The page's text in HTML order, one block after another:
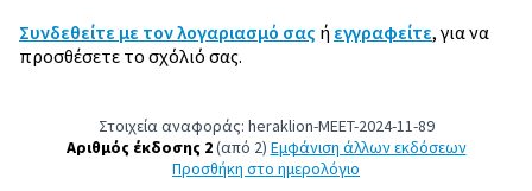
Συνδεθείτε με τον λογαριασμό σας ή εγγραφείτε, για να
προσθέσετε το σχόλιό σας.
Στοιχεία αναφοράς: heraklion-MEET-2024-11-89
Αριθμός έκδοσης 2(από 2) εμφάνιση άλλων εκδόσεων
Προσθήκη στο ημερολόγιο